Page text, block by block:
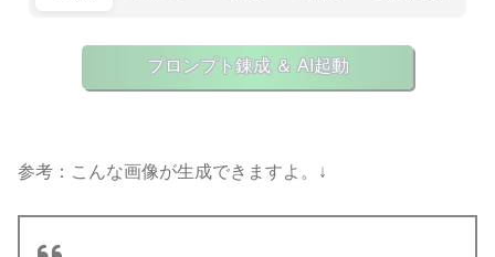
プロンプト錬成 ＆ AI起動
参考：こんな画像が生成できますよ。↓